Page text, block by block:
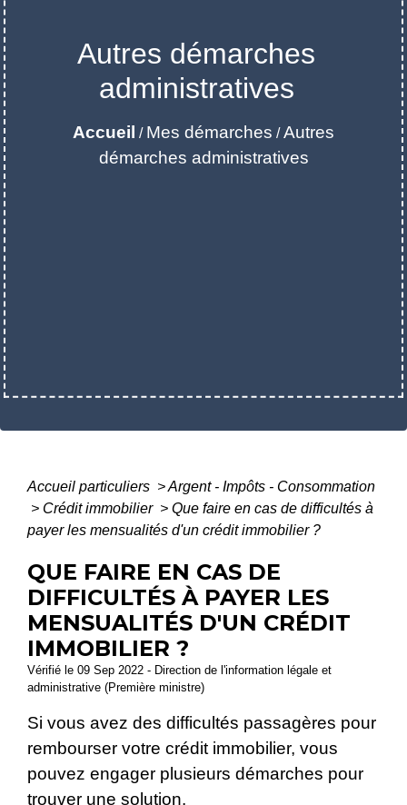
Autres démarches
administratives
Accueil / Mes démarches /Autres
démarches administratives
Accueil particuliers >Argent - Impôts - Consommation
> Crédit immobilier > Que faire en cas de difficultés à
payer les mensualités d'un crédit immobilier ?
QUE FAIRE EN CAS DE
DIFFICULTÉS À PAYER LES
MENSUALITÉS D'UN CRÉDIT
IMMOBILIER ?
Vérifié le 09 Sep 2022 - Direction de l'information légale et
administrative (Première ministre)
Si vous avez des difficultés passagères pour
rembourser votre crédit immobilier, vous
pouvez engager plusieurs démarches pour
trouver une solution.